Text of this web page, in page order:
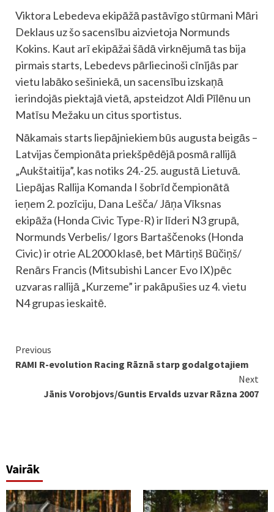
Viktora Lebedeva ekipāžā pastāvīgo stūrmani Māri
Deklaus uz šo sacensību aizvietoja Normunds
Kokins. Kaut arī ekipāžai šādā virknējumā tas bija
pirmais starts, Lebedevs pārliecinoši cīnījās par
vietu labāko sešiniekā, un sacensību izskaņā
ierindojās piektajā vietā, apsteidzot Aldi Pīlēnu un
Matīsu Mežaku un citus sportistus.
Nākamais starts liepājniekiem būs augusta beigās –
Latvijas čempionāta priekšpēdējā posmā rallijā
„Aukštaitija”, kas notiks 24.-25. augustā Lietuvā.
Liepājas Rallija Komanda I šobrīd čempionātā
ieņem 2. pozīciju, Dana Lešča/ Jāņa Vīksnas
ekipāža (Honda Civic Type-R) ir līderi N3 grupā,
Normunds Verbelis/ Igors Bartaščenoks (Honda
Civic) ir otrie AL2000 klasē, bet Mārtiņš Būčiņš/
Renārs Francis (Mitsubishi Lancer Evo IX)pēc
uzvaras rallijā „Kurzeme” ir pakāpušies uz 4. vietu
N4 grupas ieskaitē.
Continue
Reading
Previous
RAMI R-evolution Racing Rāznā starp godalgotajiem
Next
Jānis Vorobjovs/Guntis Ervalds uzvar Rāzna 2007
Vairāk